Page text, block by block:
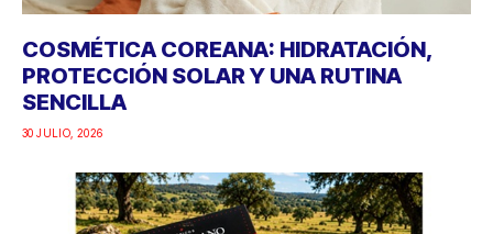
COSMÉTICA COREANA: HIDRATACIÓN,
PROTECCIÓN SOLAR Y UNA RUTINA
SENCILLA
30 JULIO, 2026